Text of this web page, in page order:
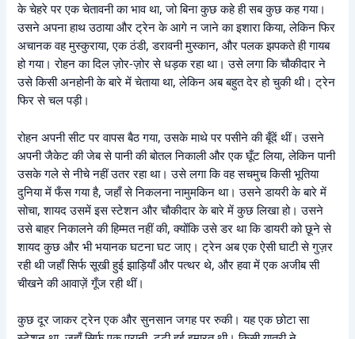
के चेहरे पर एक चेतावनी का भाव था, जो बिना कुछ कहे ही सब कुछ कह गया।
उसने अपना हाथ उठाया और ट्रेन के आगे न जाने का इशारा किया, लेकिन फिर
अचानक वह मुस्कुराया, एक ठंडी, डरावनी मुस्कान, और पलक झपकते ही गायब
हो गया। रोहन का दिल ज़ोर-ज़ोर से धड़क रहा था। उसे लगा कि चौकीदार ने
उसे किसी अनहोनी के बारे में चेताया था, लेकिन अब बहुत देर हो चुकी थी। ट्रेन
फिर से चल पड़ी।
रोहन अपनी सीट पर वापस बैठ गया, उसके माथे पर पसीने की बूँदें थीं। उसने
अपनी जैकेट की जेब से पानी की बोतल निकाली और एक घूँट लिया, लेकिन पानी
उसके गले से नीचे नहीं उतर रहा था। उसे लगा कि वह सचमुच किसी भूतिया
दुनिया में फँस गया है, जहाँ से निकलना नामुमकिन था। उसने डायरी के बारे में
सोचा, शायद उसमें इस स्टेशन और चौकीदार के बारे में कुछ लिखा हो। उसने
उसे बाहर निकालने की हिम्मत नहीं की, क्योंकि उसे डर था कि डायरी को छूने से
शायद कुछ और भी भयानक घटना घट जाए। ट्रेन अब एक ऐसी घाटी से गुज़र
रही थी जहाँ सिर्फ सूखी हुई झाड़ियाँ और पत्थर थे, और हवा में एक अजीब सी
चीखने की आवाज़ें गूँज रही थीं।
कुछ दूर जाकर ट्रेन एक और सुनसान जगह पर रुकी। यह एक छोटा सा